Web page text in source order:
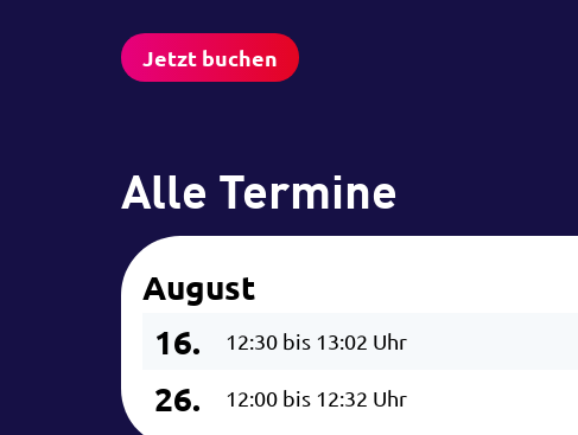
Jetzt buchen
Alle Termine
August
16.
12:30 bis 13:02 Uhr
26. 12:00 bis 12:32 Uhr